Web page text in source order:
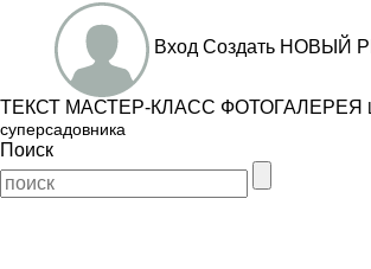
Вход Создать НОВЫЙ
ТЕКСТ МАСТЕР-КЛАСС ФОТОГАЛЕРЕЯ
суперсадовника
Поиск